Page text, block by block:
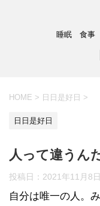
睡眠 食事
HOME > 日日是好日 >
日日是好日
人って違うん
投稿日： 2021年11月8日
自分は唯一の人。